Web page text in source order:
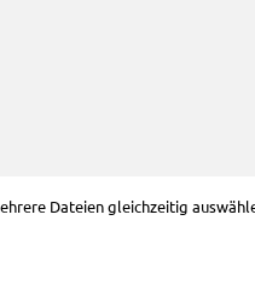
Dateien gleichzeitig